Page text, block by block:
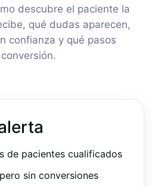
descubre el paciente la
qué dudas aparecen,
confianza y qué pasos
de pacientes cualificados
sin conversiones